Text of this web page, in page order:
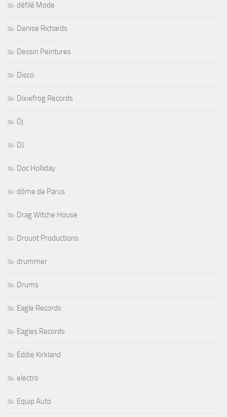
défilé Mode
Denise Richards
Dessin Peintures
Disco
Dixiefrog Records
Dj
DJ
Doc Holliday
dôme de Parus
Drag Witche House
Drouot Productions
drummer
Drums
Eagle Records
Eagles Records
Eddie Kirkland
electro
Equip Auto